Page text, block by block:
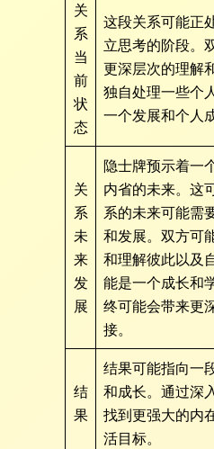
关
系
当
前
状
态
这段关系可能正
立思考的阶段。
更深层次的理解
独自处理一些个
一个发展和个人
关
系
未
来
发
展
隐士牌预示着一
内省的未来。这
系的未来可能需
和发展。双方可
和理解彼此以及
能是一个成长和
终可能会带来更
接。
结
果
结果可能指向一
和成长。通过深
找到更强大的内
活目标。